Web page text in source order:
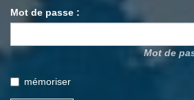
Mot de passe :
Mot de
mémoriser